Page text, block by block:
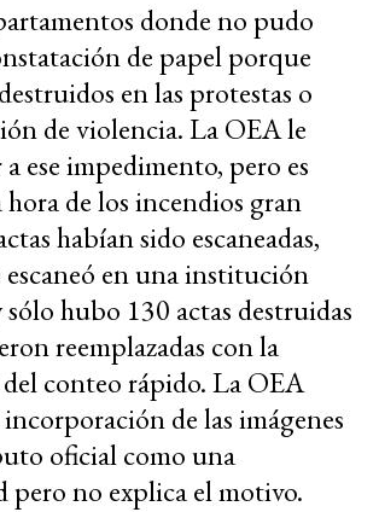
donde no pudo
de papel porque
en las protestas o
de violencia. La OEA le
ese impedimento, pero es
de los incendios gran
habían sido escaneadas,
escaneó en una institución
hubo 130 actas destruidas
reemplazadas con la
conteo rápido. La OEA
de las imágenes
oficial como una
pero no explica el motivo.